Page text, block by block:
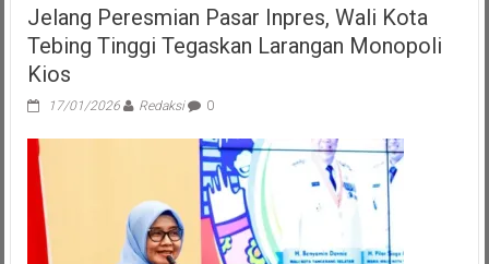
Jelang Peresmian Pasar Inpres, Wali Kota
Tebing Tinggi Tegaskan Larangan Monopoli
Kios
17/01/2026 Redaksi 0